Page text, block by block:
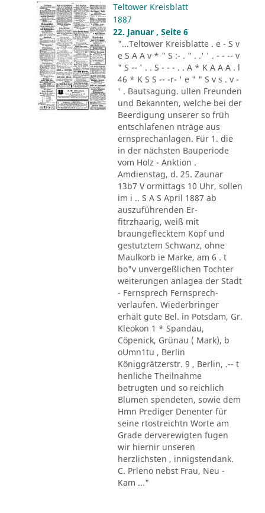
Teltower Kreisblatt
1887
22. Januar , Seite 6
"...Teltower Kreisblatte . e - S v
e S A A v * " S :- . " . .' ' . - - -- v
" S -- ' . . S - - - . . A * K A A A . l
46 * K S S -- -r- ' e " " S v s . v -
' . Bautsagung. ullen Freunden
und Bekannten, welche bei der
Beerdigung unserer so früh
entschlafenen nträge aus
ernsprechanlagen. Für 1. die
in der nächsten Bauperiode
vom Holz - Anktion .
Amdienstag, d. 25. Zaunar
13b7 V ormittags 10 Uhr, sollen
im i .. S A S April 1887 ab
auszuführenden Er-
fitrzhaarig, weiß mit
braungeflecktem Kopf und
gestutztem Schwanz, ohne
Maulkorb ie Marke, am 6 . t
bo"v unvergeßlichen Tochter
weiterungen anlagea der Stadt
- Fernsprech Fernsprech-
verlaufen. Wiederbringer
erhält gute Bel. in Potsdam, Gr.
Kleokon 1 * Spandau,
Cöpenick, Grünau ( Mark), b
oUmn1tu , Berlin
Königgrätzerstr. 9 , Berlin, .-- t
henliche Theilnahme
betrugten und so reichlich
Blumen spendeten, sowie dem
Hmn Prediger Denenter für
seine rtostreichtn Worte am
Grade derverewigten fugen
wir hiernir unseren
herzlichsten , innigstendank.
C. Prleno nebst Frau, Neu -
Kam ..."